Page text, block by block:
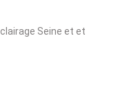
Seine et et